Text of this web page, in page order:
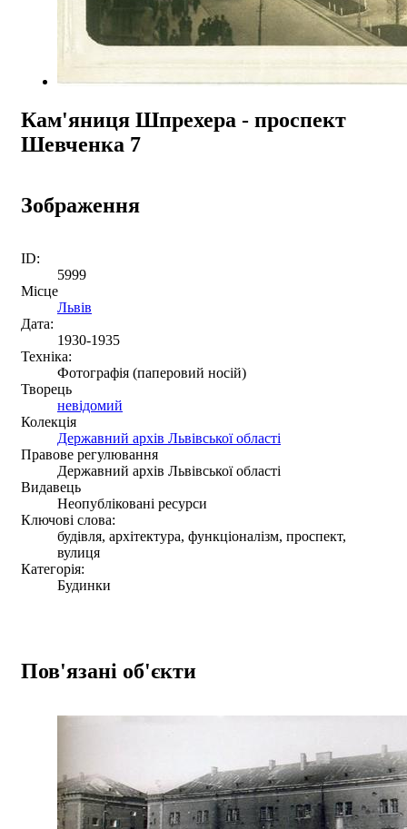
Кам'яниця Шпрехера - проспект
Шевченка 7
Зображення
ID:
5999
Місце
Львів
Дата:
1930-1935
Техніка:
Фотографія (паперовий носій)
Творець
невідомий
Колекція
Державний архів Львівської області
Правове регулювання
Державний архів Львівської області
Видавець
Неопубліковані ресурси
Ключові слова:
будівля, архітектура, функціоналізм, проспект,
вулиця
Категорія:
Будинки
Пов'язані об'єкти